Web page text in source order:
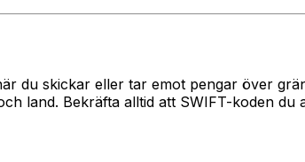
du skickar eller tar emot pengar över
land. Bekräfta alltid att SWIFT-koden